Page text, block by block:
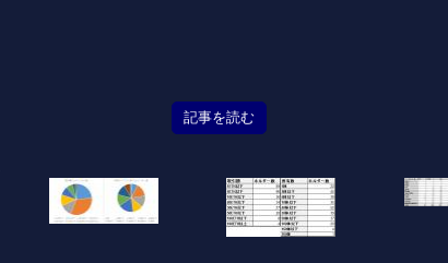
記事を読む